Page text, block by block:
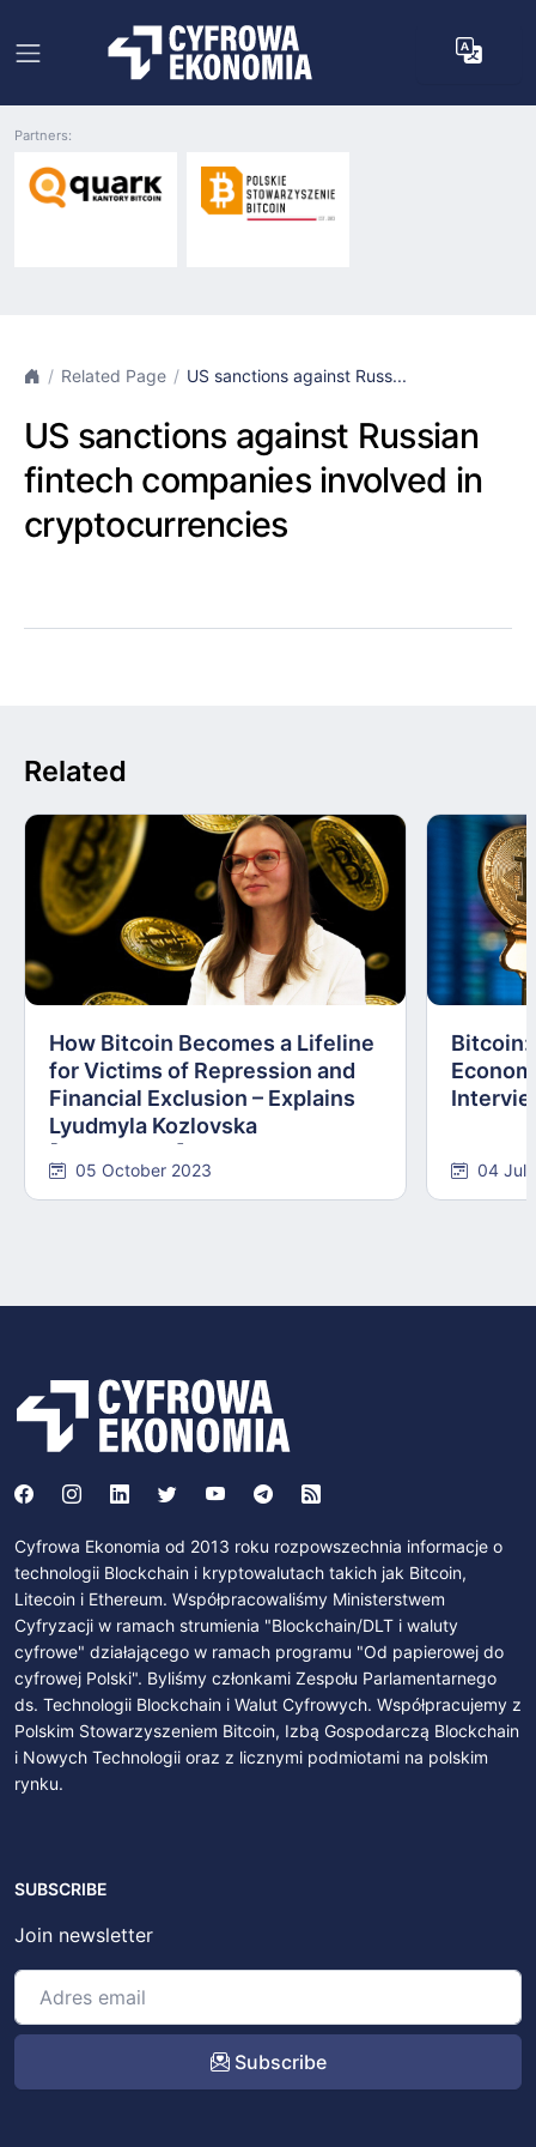
Partners:
Related Page US sanctions against Russ...
US sanctions against Russian
fintech companies involved in
cryptocurrencies
Related
How Bitcoin Becomes a Lifeline
for Victims of Repression and
Financial Exclusion – Explains
Lyudmyla Kozlovska
05 October 2023
Bitcoin:
04
Cyfrowa Ekonomia od 2013 roku rozpowszechnia informacje o
technologii Blockchain i kryptowalutach takich jak Bitcoin,
Litecoin i Ethereum. Współpracowaliśmy Ministerstwem
Cyfryzacji w ramach strumienia "Blockchain/DLT i waluty
cyfrowe" działającego w ramach programu "Od papierowej do
cyfrowej Polski". Byliśmy członkami Zespołu Parlamentarnego
ds. Technologii Blockchain i Walut Cyfrowych. Współpracujemy z
Polskim Stowarzyszeniem Bitcoin, Izbą Gospodarczą Blockchain
i Nowych Technologii oraz z licznymi podmiotami na polskim
rynku.
SUBSCRIBE
Join newsletter
Subscribe